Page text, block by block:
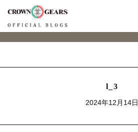
l_3
2024年12月14日